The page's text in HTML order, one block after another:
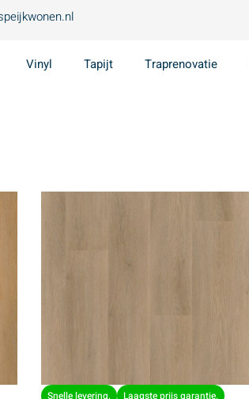
Vinyl Tapijt Traprenovatie
Snelle levering. Laagste prijs garantie.